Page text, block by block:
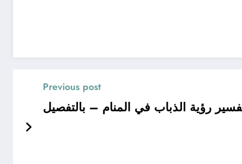
Previous post
رؤية الذباب في المنام – بالتفصيل